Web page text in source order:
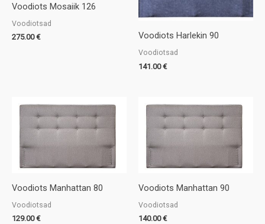
Voodiots Mosaiik 126
Voodiotsad
275.00€ Voodiots Harlekin 90
Voodiotsad
141.00€
Voodiots Manhattan 80
Voodiotsad
129.00€
Voodiots Manhattan 90
Voodiotsad
140.00€